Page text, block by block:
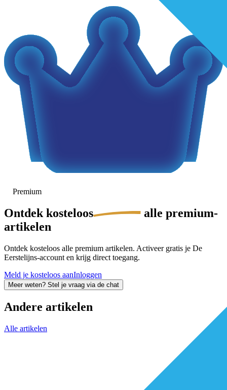
Premium
Ontdek kosteloos
alle premium-
artikelen
Ontdek kosteloos alle premium artikelen. Activeer gratis je De
Eerstelijns-account en krijg direct toegang.
Meld je kosteloos aanInloggen
Meer weten? Stel je vraag via de chat
Andere artikelen
Alle artikelen